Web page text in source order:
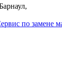
по замене